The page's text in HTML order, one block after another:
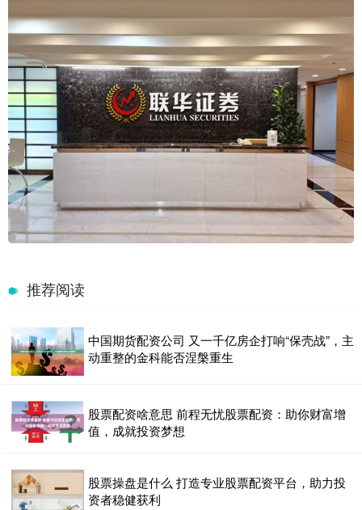
推荐阅读
中国期货配资公司 又一千亿房企打响“保壳战”，主
动重整的金科能否涅槃重生
股票配资啥意思 前程无忧股票配资：助你财富增
值，成就投资梦想
股票操盘是什么 打造专业股票配资平台，助力投
资者稳健获利